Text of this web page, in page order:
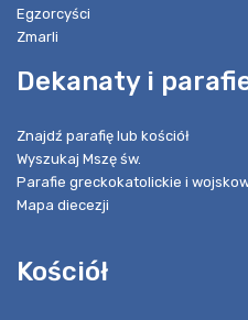
Egzorcyści
Zmarli
Dekanaty i
Znajdź parafię lub kościół
Wyszukaj Mszę św.
Parafie greckokatolickie i
Mapa diecezji
Kościół